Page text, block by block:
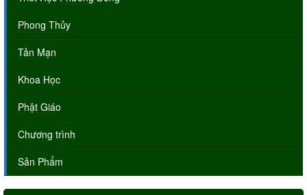
Phong Thủy
Tản Mạn
Khoa Học
Phật Giáo
Chương trình
Sản Phẩm